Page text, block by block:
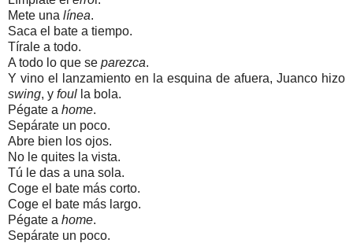
Mete una línea.
Saca el bate a tiempo.
Tírale a todo.
A todo lo que se parezca.
Y vino el lanzamiento en la esquina de afuera, Juanco hizo
swing, y foul la bola.
Pégate a home.
Sepárate un poco.
Abre bien los ojos.
No le quites la vista.
Tú le das a una sola.
Coge el bate más corto.
Coge el bate más largo.
Pégate a home.
Sepárate un poco.